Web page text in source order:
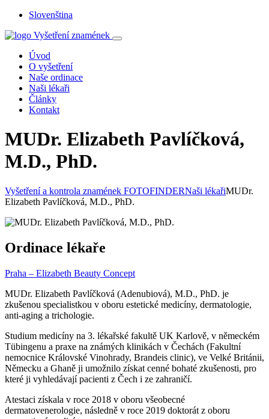
Slovenština
Úvod
O vyšetření
Naše ordinace
Naši lékaři
Články
Kontakt
MUDr. Elizabeth Pavlíčková,
M.D., PhD.
Vyšetření a kontrola znamének FOTOFINDERNaši lékařiMUDr.
Elizabeth Pavlíčková, M.D., PhD.
Ordinace lékaře
Praha – Elizabeth Beauty Concept
MUDr. Elizabeth Pavlíčková (Adenubiová), M.D., PhD. je
zkušenou specialistkou v oboru estetické medicíny, dermatologie,
anti-aging a trichologie.
Studium medicíny na 3. lékařské fakultě UK Karlově, v německém
Tübingenu a praxe na známých klinikách v Čechách (Fakultní
nemocnice Královské Vinohrady, Brandeis clinic), ve Velké Británii,
Německu a Ghaně ji umožnilo získat cenné bohaté zkušenosti, pro
které ji vyhledávají pacienti z Čech i ze zahraničí.
Atestaci získala v roce 2018 v oboru všeobecné
dermatovenerologie, následně v roce 2019 doktorát z oboru